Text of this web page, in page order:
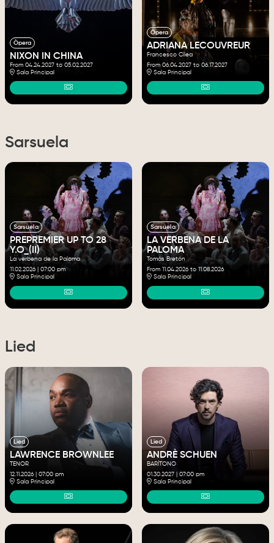
Òpera
NIXON IN CHINA
From 04.24.2027to 05.02.2027
Sala Principal
Òpera
ADRIANA LECOUVREUR
Francesco Cilea
From 06.04.2027to 06.17.2027
Sala Principal
Sarsuela
Sarsuela
PREPREMIER UP TO 28
Y.O_(II)
La verbena de la Paloma
11.02.2026| 07:00 pm
Sala Principal
Sarsuela
LA VERBENA DE LA
PALOMA
Tomás Bretón
From 11.04.2026to 11.08.2026
Sala Principal
Lied
Lied
LAWRENCE BROWNLEE
TENOR
12.11.2026| 07:00 pm
Sala Principal
Lied
ANDRÈ SCHUEN
BARÍTONO
01.30.2027| 07:00 pm
Sala Principal